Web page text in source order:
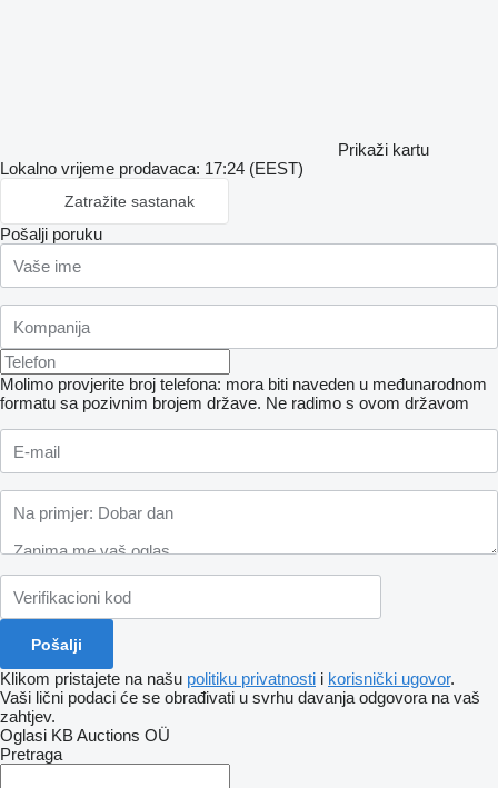
Prikaži kartu
Lokalno vrijeme prodavaca: 17:24 (EEST)
Zatražite sastanak
Pošalji poruku
Molimo provjerite broj telefona: mora biti naveden u međunarodnom
formatu sa pozivnim brojem države. Ne radimo s ovom državom
Klikom pristajete na našu politiku privatnosti i korisnički ugovor.
Vaši lični podaci će se obrađivati ​​u svrhu davanja odgovora na vaš
zahtjev.
Oglasi KB Auctions OÜ
Pretraga